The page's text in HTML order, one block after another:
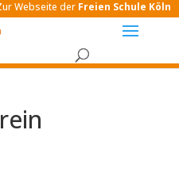
Webseite der Freien Schule Köln